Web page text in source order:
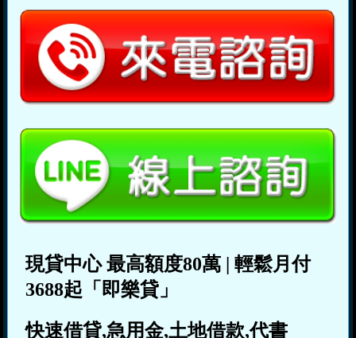
現貸中心 最高額度80萬 |輕鬆月付
3688起「即樂貸」
快速借貸,急用金,土地借款,代書